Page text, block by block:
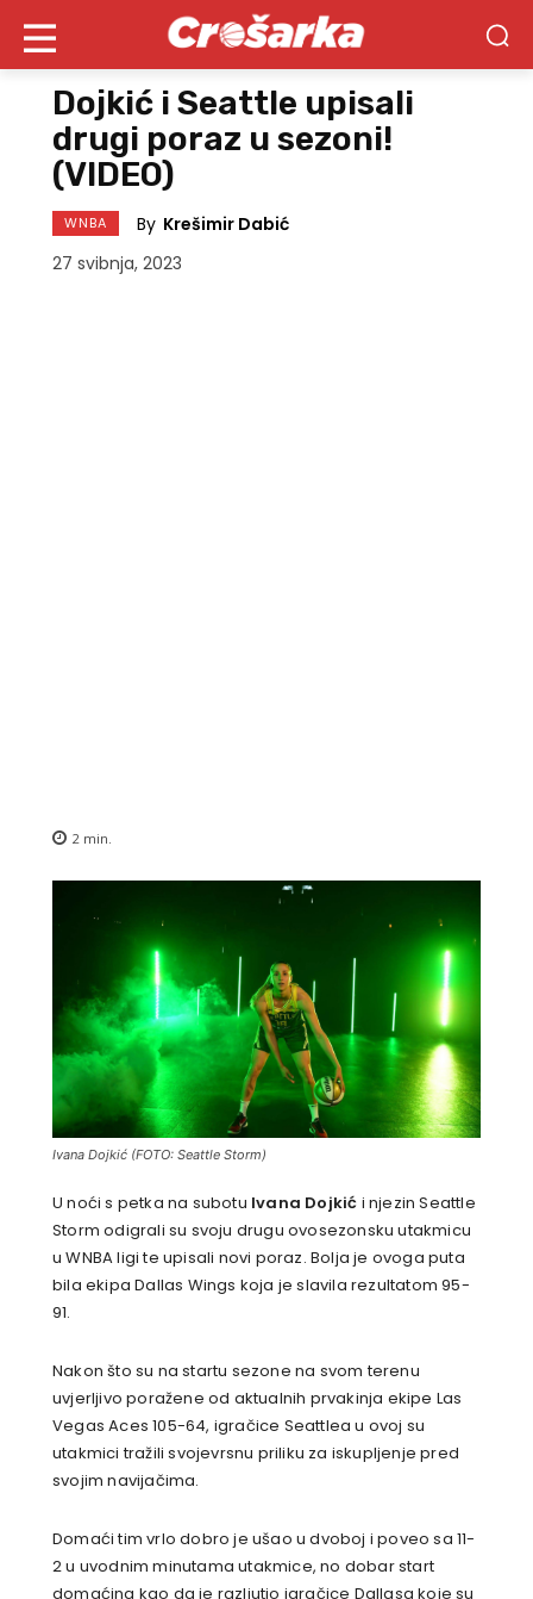
Dojkić i Seattle upisali
drugi poraz u sezoni!
(VIDEO)
WNBA By Krešimir Dabić
27 svibnja, 2023
2 min.
Ivana Dojkić (FOTO: Seattle Storm)
U noći s petka na subotu Ivana Dojkić i njezin Seattle
Storm odigrali su svoju drugu ovosezonsku utakmicu
u WNBA ligi te upisali novi poraz. Bolja je ovoga puta
bila ekipa Dallas Wings koja je slavila rezultatom 95-
91.
Nakon što su na startu sezone na svom terenu
uvjerljivo poražene od aktualnih prvakinja ekipe Las
Vegas Aces 105-64, igračice Seattlea u ovoj su
utakmici tražili svojevrsnu priliku za iskupljenje pred
svojim navijačima.
Domaći tim vrlo dobro je ušao u dvoboj i poveo sa 11-
2 u uvodnim minutama utakmice, no dobar start
domaćina kao da je razljutio igračice Dallasa koje su